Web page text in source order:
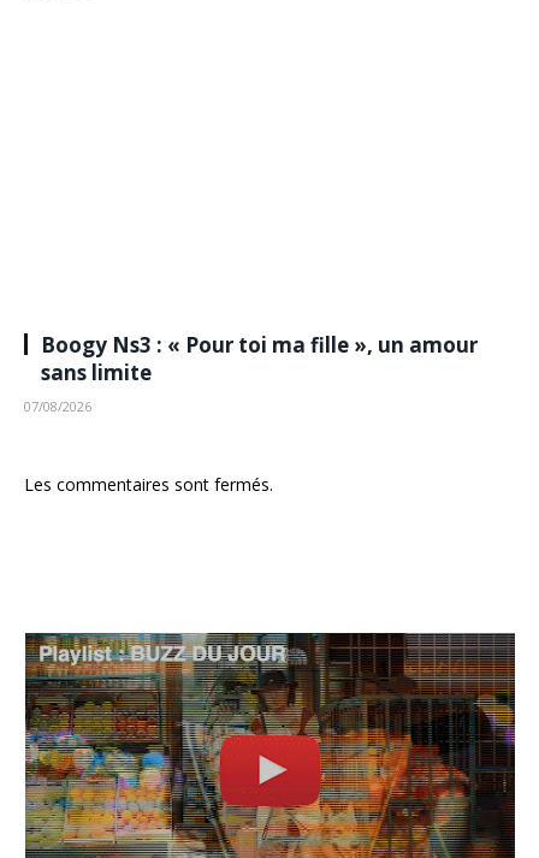
Boogy Ns3 : « Pour toi ma fille », un amour
sans limite
07/08/2026
Les commentaires sont fermés.